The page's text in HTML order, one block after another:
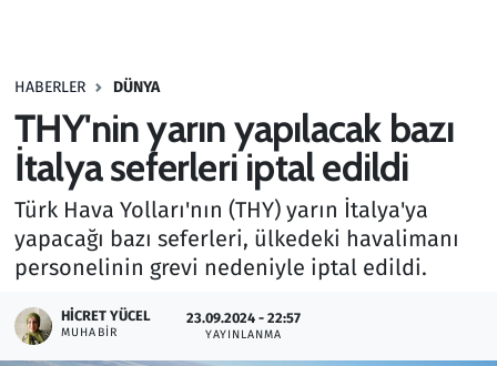
HABERLER DÜNYA
THY'nin yarın yapılacak bazı
İtalya seferleri iptal edildi
Türk Hava Yolları'nın (THY) yarın İtalya'ya
yapacağı bazı seferleri, ülkedeki havalimanı
personelinin grevi nedeniyle iptal edildi.
HICRET YÜCEL
MUHABIR
23.09.2024 - 22:57
YAYINLANMA
Haber
Kültür Sanat
Kurumsal Haberler
Lezzet Durağı
Memur ve Kamu